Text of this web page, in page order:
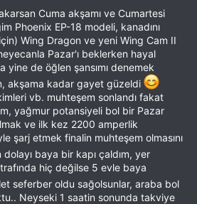
Cuma akşamı ve Cumartesi
Phoenix EP-18 modeli, kanadını
Wing Dragon ve yeni Wing Cam II
Pazar'ı beklerken hayal
yine de öğlen şansımı denemek
akşama kadar gayet güzeldi
vb. muhteşem sonlandı fakat
yağmur potansiyeli bol bir Pazar
ve ilk kez 2200 amperlik
şarj etmek finalin muhteşem olmasını
baya bir kapı çaldım, yer
hiç değilse 5 evle baya
seferber oldu sağolsunlar, araba bol
Neyseki 1 saatin sonunda takviye